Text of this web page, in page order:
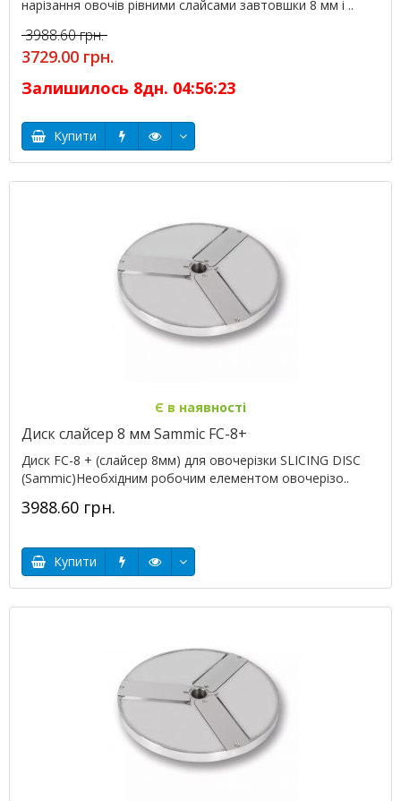
нарізання овочів рівними слайсами завтовшки 8 мм і ..
3988.60 грн.
3729.00 грн.
Залишилось 8дн. 04:56:23
Купити
Є в наявності
Диск слайсер 8 мм Sammic FC-8+
Диск FC-8 + (слайсер 8мм) для овочерізки SLICING DISC
(Sammic)Необхідним робочим елементом овочерізо..
3988.60 грн.
Купити